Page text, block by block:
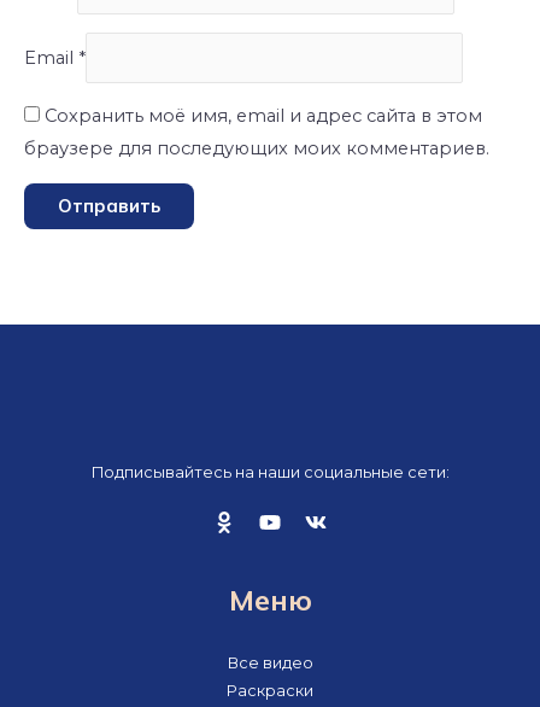
Email *
Сохранить моё имя, email и адрес сайта в этом
браузере для последующих моих комментариев.
Подписывайтесь на наши социальные сети:
Меню
Все видео
Раскраски